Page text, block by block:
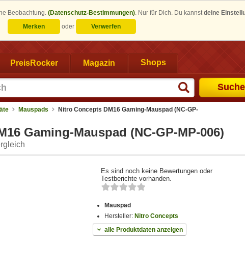
Beobachtung. (Datenschutz-Bestimmungen). Nur für Dich. Du kannstdeine
Merken
oder Verwerfen
PreisRocker Magazin Shops
Mauspads
Nitro Concepts DM16 Gaming-Mauspad (NC-GP-
Gaming-Mauspad (NC-GP-MP-006)
Es sind noch keine Bewertungen oder
Testberichte vorhanden.
Mauspad
Hersteller: Nitro Concepts
alle Produktdaten anzeigen